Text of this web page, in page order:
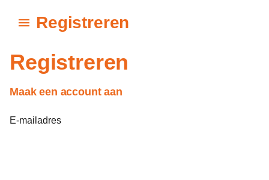
Registreren
Registreren
Maak een account aan
E-mailadres